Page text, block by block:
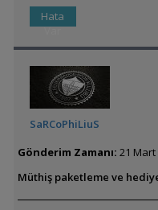
Hata
Var
SaRCoPhiLiuS
Gönderim Zamanı: 21 Mart
Müthiş paketleme ve